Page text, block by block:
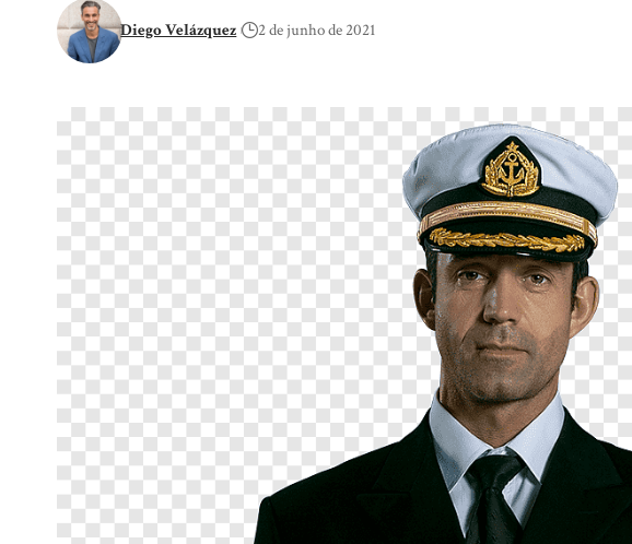
Diego Velázquez 2 de junho de 2021